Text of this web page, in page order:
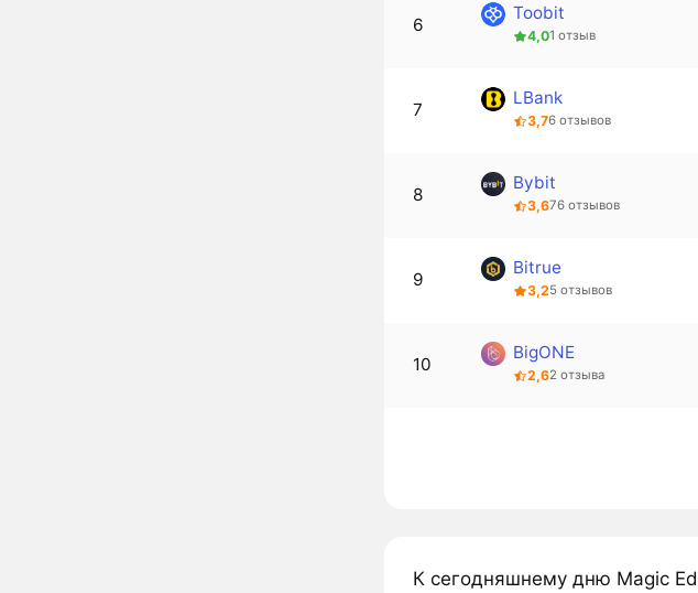
6
Toobit
4,01 отзыв
7
LBank
3,76 отзывов
8
Bybit
3,676 отзывов
9
Bitrue
3,25 отзывов
10
BigONE
2,62 отзыва
К сегодняшнему дню Magic